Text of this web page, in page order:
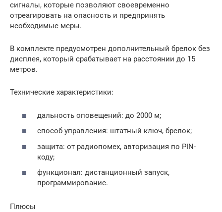
сигналы, которые позволяют своевременно
отреагировать на опасность и предпринять
необходимые меры.
В комплекте предусмотрен дополнительный брелок без
дисплея, который срабатывает на расстоянии до 15
метров.
Технические характеристики:
дальность оповещений: до 2000 м;
способ управления: штатный ключ, брелок;
защита: от радиопомех, авторизация по PIN-
коду;
функционал: дистанционный запуск,
программирование.
Плюсы